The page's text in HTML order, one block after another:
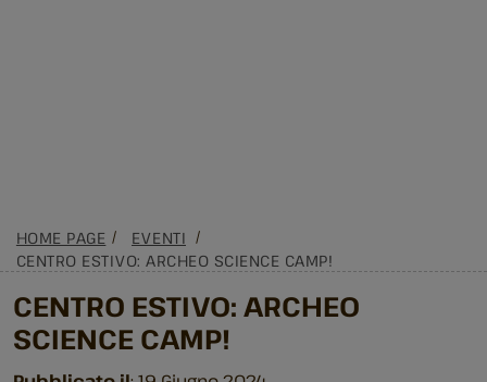
HOME PAGE
EVENTI
CENTRO ESTIVO: ARCHEO SCIENCE CAMP!
CENTRO ESTIVO: ARCHEO
SCIENCE CAMP!